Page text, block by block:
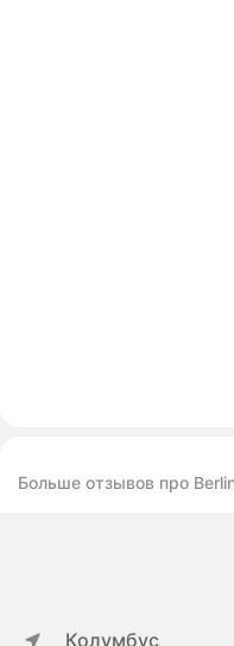
Больше отзывов про
Колумбус